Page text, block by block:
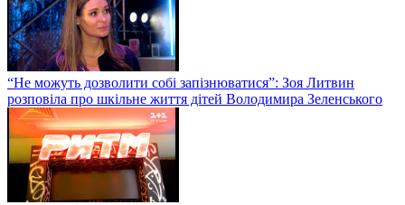
“Не можуть дозволити собі запізнюватися”: Зоя Литвин
розповіла про шкільне життя дітей Володимира Зеленського